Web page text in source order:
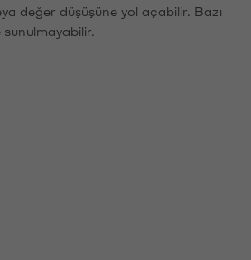
değer düşüşüne yol açabilir. Bazı